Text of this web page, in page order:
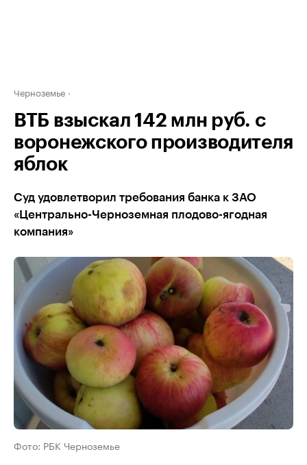
Черноземье
ВТБ взыскал 142 млн руб. с
воронежского производителя
яблок
Суд удовлетворил требования банка к ЗАО
«Центрально-Черноземная плодово-ягодная
компания»
Фото: РБК Черноземье